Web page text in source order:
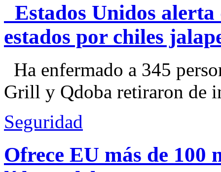
Estados Unidos alerta
estados por chiles
Ha enfermado a 345
Grill y Qdoba retiraron de
Seguridad
Ofrece EU más de 100